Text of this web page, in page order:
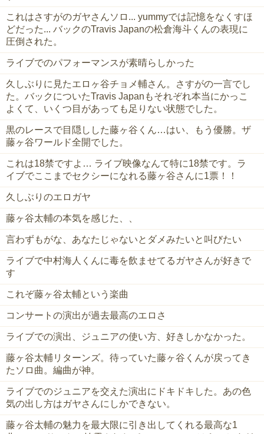
これはさすがのガヤさんソロ... yummyでは記憶をなくすほ
どだった... バックのTravis Japanの松倉海斗くんの表現に
圧倒された。
ライブでのパフォーマンスが素晴らしかった
久しぶりに見たエロヶ谷チョメ輔さん。さすがの一言でし
た。バックについたTravis Japanもそれぞれ本当にかっこ
よくて、いくつ目があっても足りない状態でした。
黒のレースで目隠しした藤ヶ谷くん…はい、もう優勝。ザ
藤ヶ谷ワールド全開でした。
これは18禁ですよ… ライブ映像なんて特に18禁です。ラ
イブでここまでセクシーになれる藤ヶ谷さんに1票！！
久しぶりのエロガヤ
藤ヶ谷太輔の本気を感じた、、
言わずもがな、あなたじゃないとダメみたいと叫びたい
ライブで中村海人くんに毒を飲ませてるガヤさんが好きで
す
これぞ藤ヶ谷太輔という楽曲
コンサートの演出が過去最高のエロさ
ライブでの演出、ジュニアの使い方、好きしかなかった。
藤ヶ谷太輔リターンズ。待っていた藤ヶ谷くんが戻ってき
たソロ曲。編曲が神。
ライブでのジュニアを交えた演出にドキドキした。あの色
気の出し方はガヤさんにしかできない。
藤ヶ谷太輔の魅力を最大限に引き出してくれる最高な1